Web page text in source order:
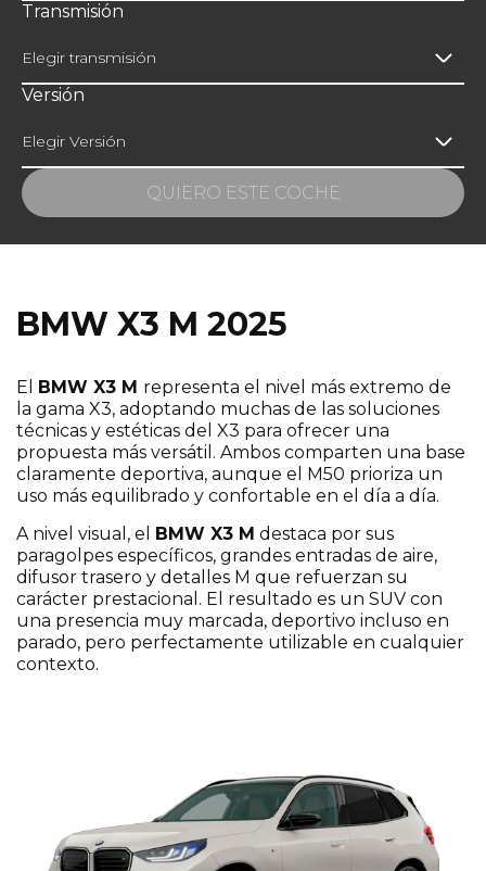
Transmisión
Elegir transmisión
Versión
Elegir Versión
QUIERO ESTE COCHE
¡Escríbenos sin compromiso si te interesa
este modelo!
Elige tu comunidad
Selecciona una opción*
BMW X3 M 2025
El BMW X3 M representa el nivel más extremo de
la gama X3, adoptando muchas de las soluciones
técnicas y estéticas del X3 para ofrecer una
propuesta más versátil. Ambos comparten una base
claramente deportiva, aunque el M50 prioriza un
uso más equilibrado y confortable en el día a día.
A nivel visual, el BMW X3 M destaca por sus
paragolpes específicos, grandes entradas de aire,
difusor trasero y detalles M que refuerzan su
carácter prestacional. El resultado es un SUV con
una presencia muy marcada, deportivo incluso en
parado, pero perfectamente utilizable en cualquier
contexto.